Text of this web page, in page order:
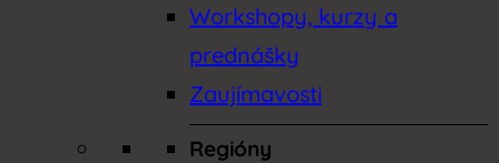
Workshopy, kurzy a
prednášky
Zaujímavosti
Regióny